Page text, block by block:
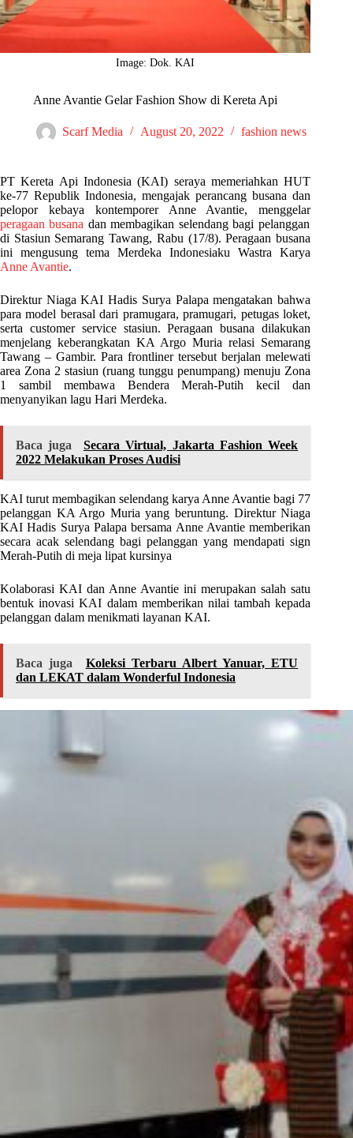
Image: Dok. KAI
Anne Avantie Gelar Fashion Show di Kereta Api
Scarf Media August 20, 2022 fashion news
PT Kereta Api Indonesia (KAI) seraya memeriahkan HUT
ke-77 Republik Indonesia, mengajak perancang busana dan
pelopor kebaya kontemporer Anne Avantie, menggelar
peragaan busana dan membagikan selendang bagi pelanggan
di Stasiun Semarang Tawang, Rabu (17/8). Peragaan busana
ini mengusung tema Merdeka Indonesiaku Wastra Karya
Anne Avantie.
Direktur Niaga KAI Hadis Surya Palapa mengatakan bahwa
para model berasal dari pramugara, pramugari, petugas loket,
serta customer service stasiun. Peragaan busana dilakukan
menjelang keberangkatan KA Argo Muria relasi Semarang
Tawang – Gambir. Para frontliner tersebut berjalan melewati
area Zona 2 stasiun (ruang tunggu penumpang) menuju Zona
1 sambil membawa Bendera Merah-Putih kecil dan
menyanyikan lagu Hari Merdeka.
Baca juga
Secara Virtual, Jakarta Fashion Week
2022 Melakukan Proses Audisi
KAI turut membagikan selendang karya Anne Avantie bagi 77
pelanggan KA Argo Muria yang beruntung. Direktur Niaga
KAI Hadis Surya Palapa bersama Anne Avantie memberikan
secara acak selendang bagi pelanggan yang mendapati sign
Merah-Putih di meja lipat kursinya
Kolaborasi KAI dan Anne Avantie ini merupakan salah satu
bentuk inovasi KAI dalam memberikan nilai tambah kepada
pelanggan dalam menikmati layanan KAI.
Baca juga
Koleksi Terbaru Albert Yanuar, ETU
dan LEKAT dalam Wonderful Indonesia